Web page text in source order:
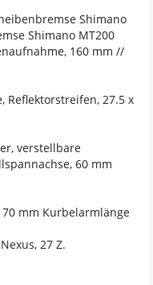
Shimano
Shimano MT200
160 mm //
Reflektorstreifen, 27.5 x
verstellbare
60 mm
mm Kurbelarmlänge
27 Z.